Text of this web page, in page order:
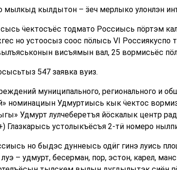
мылкыд кылдытон – ӟеч мерлыко улонлэн
ӵектосъёс тодмато Россиысь пӧртэм
но устоосыз соос пӧлысь VI Россиякуспо
висъямын вал, 25 вормисьёс
547 заявка вуиз.
муниципального, регионального и
номинациын Удмуртиысь кык ӵектос
Удмурт лулчеберетъя йӧскалык центр
Глазкарысь устолыкъёсъя 2-тӥ номеро
но быдэс дуннеысь одӥг гинэ луись
– удмурт, бесерман, пор, эстон, карел,